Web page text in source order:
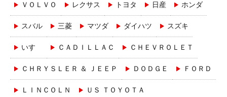
ＶＯＬＶＯ レクサス トヨタ 日産 ホンダ
スバル 三菱 マツダ ダイハツ スズキ
いすゞ ＣＡＤＩＬＬＡＣ ＣＨＥＶＲＯＬＥＴ
ＣＨＲＹＳＬＥＲ ＆ ＪＥＥＰ ＤＯＤＧＥ ＦＯＲＤ
ＬＩＮＣＯＬＮ ＵＳ ＴＯＹＯＴＡ